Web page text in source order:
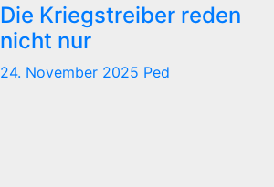
Die Kriegstreiber reden
nicht nur
24. November 2025 Ped